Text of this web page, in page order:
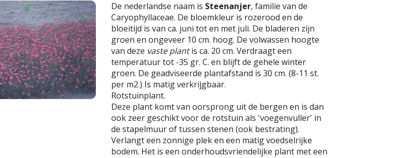
De nederlandse naam is Steenanjer, familie van de
Caryophyllaceae. De bloemkleur is rozerood en de
bloeitijd is van ca. juni tot en met juli. De bladeren zijn
groen en ongeveer 10 cm. hoog. De volwassen hoogte
van deze vaste plantis ca. 20 cm. Verdraagt een
temperatuur tot -35 gr. C. en blijft de gehele winter
groen. De geadviseerde plantafstand is 30 cm. (8-11 st.
per m2.) Is matig verkrijgbaar.
Rotstuinplant.
Deze plant komt van oorsprong uit de bergen en is dan
ook zeer geschikt voor de rotstuin als 'voegenvuller' in
de stapelmuur of tussen stenen (ook bestrating).
Verlangt een zonnige plek en een matig voedselrijke
bodem. Het is een onderhoudsvriendelijke plant met een